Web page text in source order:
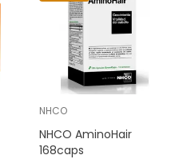
NHCO
NHCO AminoHair
168caps